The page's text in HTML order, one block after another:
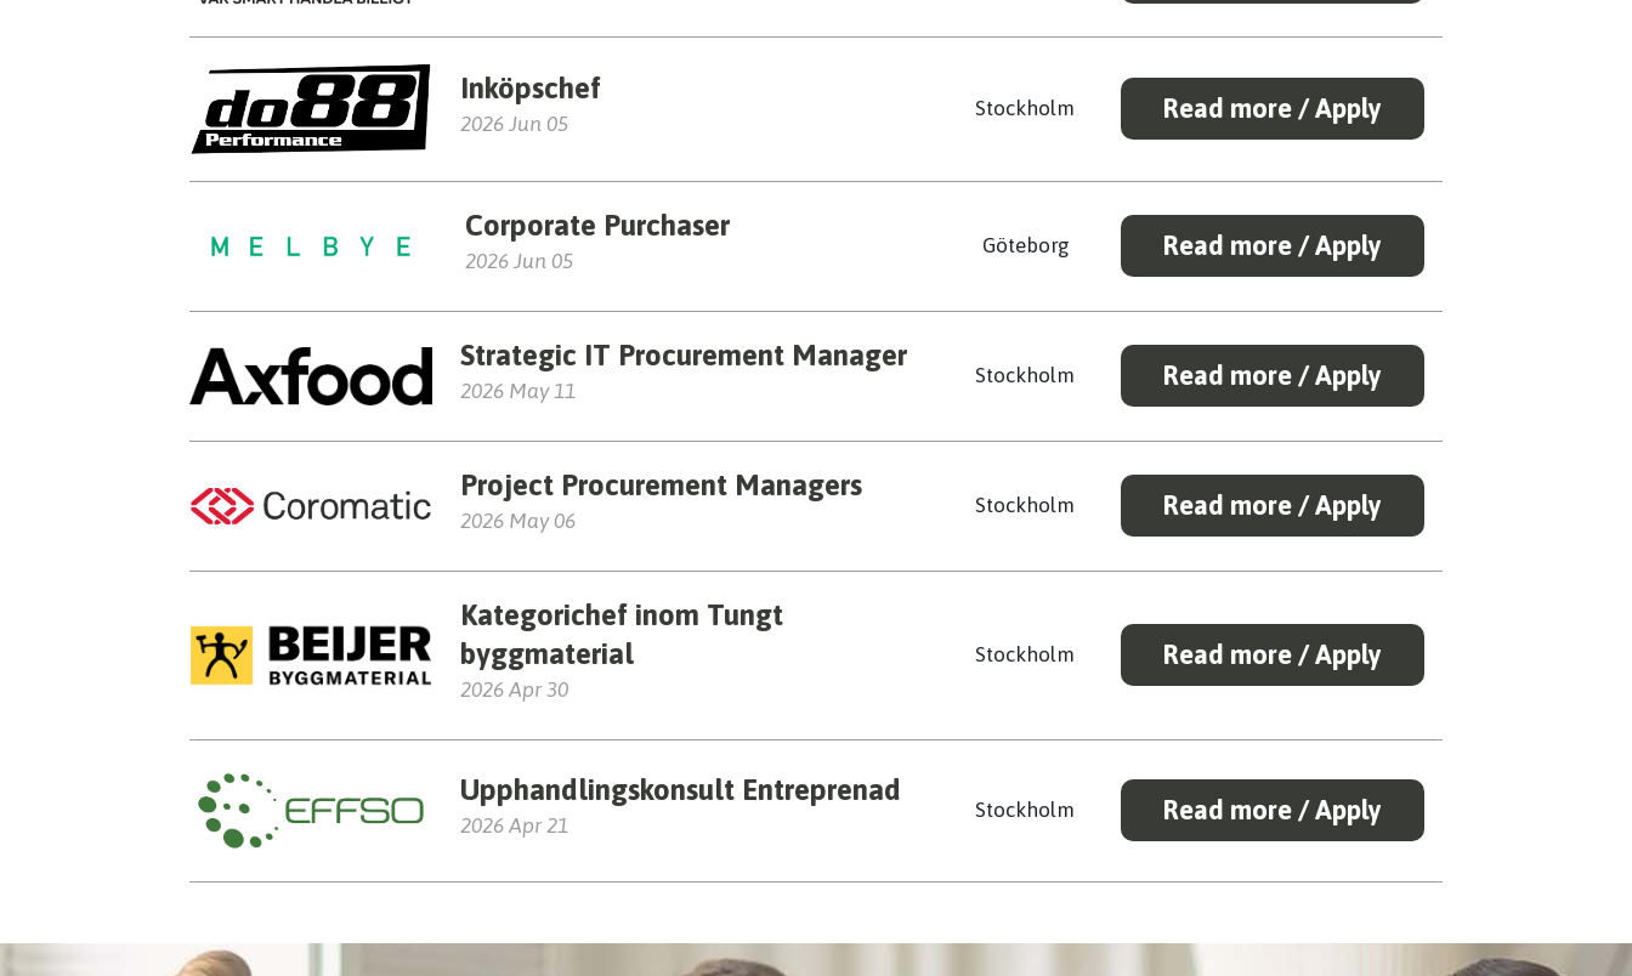
Inköpschef
2026 Jun 05
Stockholm Read more / Apply
Corporate Purchaser
2026 Jun 05
Göteborg Read more / Apply
Strategic IT Procurement Manager
2026 May 11
Stockholm Read more / Apply
Project Procurement Managers
2026 May 06
Stockholm Read more / Apply
Kategorichef inom Tungt
byggmaterial
2026 Apr 30
Stockholm Read more / Apply
Upphandlingskonsult Entreprenad
2026 Apr 21
Stockholm Read more / Apply